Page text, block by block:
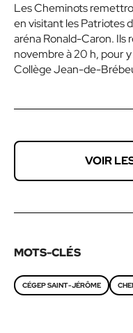
Les Cheminots
en visitant les Patriotes
aréna Ronald-Caron. Ils
novembre à 20 h, pour
Collège Jean-de-
VOIR
MOTS-CLÉS
CÉGEP SAINT-JÉRÔME